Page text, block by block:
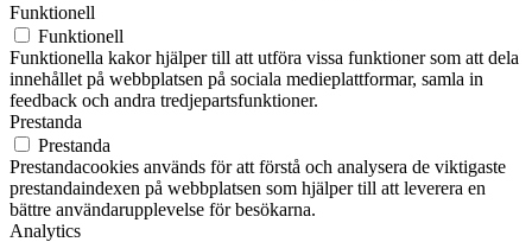
Funktionell
Funktionell
Funktionella kakor hjälper till att utföra vissa funktioner som att dela
innehållet på webbplatsen på sociala medieplattformar, samla in
feedback och andra tredjepartsfunktioner.
Prestanda
Prestanda
Prestandacookies används för att förstå och analysera de viktigaste
prestandaindexen på webbplatsen som hjälper till att leverera en
bättre användarupplevelse för besökarna.
Analytics